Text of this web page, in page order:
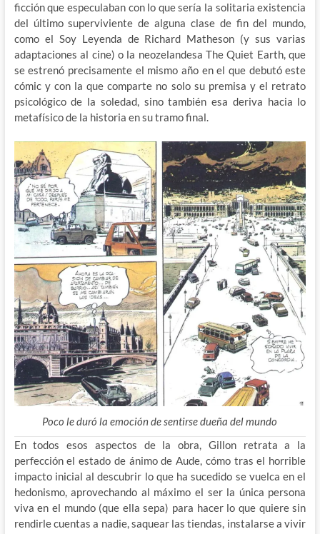
ficción que especulaban con lo que sería la solitaria existencia
del último superviviente de alguna clase de fin del mundo,
como el Soy Leyenda de Richard Matheson (y sus varias
adaptaciones al cine) o la neozelandesa The Quiet Earth, que
se estrenó precisamente el mismo año en el que debutó este
cómic y con la que comparte no solo su premisa y el retrato
psicológico de la soledad, sino también esa deriva hacia lo
metafísico de la historia en su tramo final.
Poco le duró la emoción de sentirse dueña del mundo
En todos esos aspectos de la obra, Gillon retrata a la
perfección el estado de ánimo de Aude, cómo tras el horrible
impacto inicial al descubrir lo que ha sucedido se vuelca en el
hedonismo, aprovechando al máximo el ser la única persona
viva en el mundo (que ella sepa) para hacer lo que quiere sin
rendirle cuentas a nadie, saquear las tiendas, instalarse a vivir